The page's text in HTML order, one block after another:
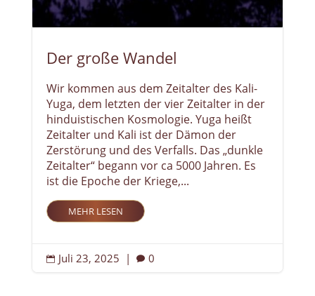
Der große Wandel
Wir kommen aus dem Zeitalter des Kali-
Yuga, dem letzten der vier Zeitalter in der
hinduistischen Kosmologie. Yuga heißt
Zeitalter und Kali ist der Dämon der
Zerstörung und des Verfalls. Das „dunkle
Zeitalter“ begann vor ca 5000 Jahren. Es
ist die Epoche der Kriege,...
MEHR LESEN
 Juli 23, 2025 |  0